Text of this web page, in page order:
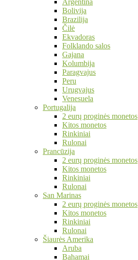
Argentina
Bolivija
Brazilija
Čilė
Ekvadoras
Folklando salos
Gajana
Kolumbija
Paragvajus
Peru
Urugvajus
Venesuela
Portugalija
2 eurų proginės monetos
Kitos monetos
Rinkiniai
Rulonai
Prancūzija
2 eurų proginės monetos
Kitos monetos
Rinkiniai
Rulonai
San Marinas
2 eurų proginės monetos
Kitos monetos
Rinkiniai
Rulonai
Šiaurės Amerika
Aruba
Bahamai